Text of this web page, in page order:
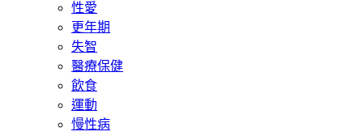
性愛
更年期
失智
醫療保健
飲食
運動
慢性病